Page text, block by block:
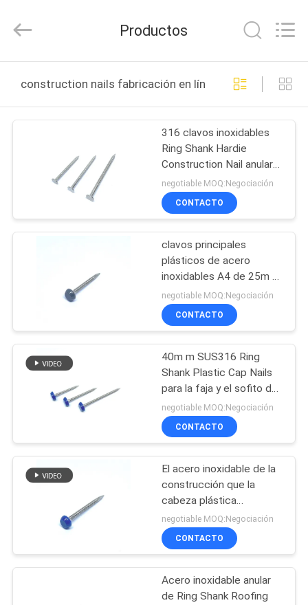
PRODUCTOS
NOSOTROS
VIAJE
FÁBRICA
CONTROL
CALIDAD
EN
CONTACTO
UNA
Business
License.
Reserved.
Productos
construction nails fabricación en línea
316 clavos inoxidables
Ring Shank Hardie
Construction Nail anular
del grado
negotiable MOQ:Negociación
CONTACTO
clavos principales
plásticos de acero
inoxidables A4 de 25m m
para la construcción y el
revestimiento
negotiable MOQ:Negociación
CONTACTO
40m m SUS316 Ring
Shank Plastic Cap Nails
para la faja y el sofito de
fijación
negotiable MOQ:Negociación
CONTACTO
El acero inoxidable de la
construcción que la
cabeza plástica
clava/que fija el top
polivinílico SUS316 fija
30m m
negotiable MOQ:Negociación
CONTACTO
Acero inoxidable anular
de Ring Shank Roofing